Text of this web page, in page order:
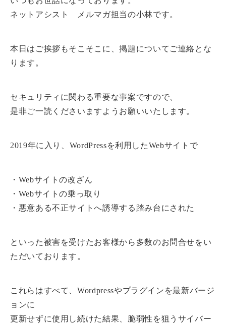
ネットアシスト メルマガ担当の小林です。
本日はご挨拶もそこそこに、掲題についてご連絡とな
ります。
セキュリティに関わる重要な事案ですので、
是非ご一読くださいますようお願いいたします。
2019年に入り、WordPressを利用したWebサイトで
・Webサイトの改ざん
・Webサイトの乗っ取り
・悪意ある不正サイトへ誘導する踏み台にされた
といった被害を受けたお客様から多数のお問合せをい
ただいております。
これらはすべて、Wordpressやプラグインを最新バージ
ョンに
更新せずに使用し続けた結果、脆弱性を狙うサイバー